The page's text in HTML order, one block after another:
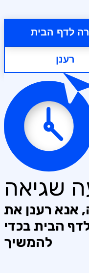
לדף הבית
רענן
שגיאה
אנא רענן את
הבית בכדי
להמשיך